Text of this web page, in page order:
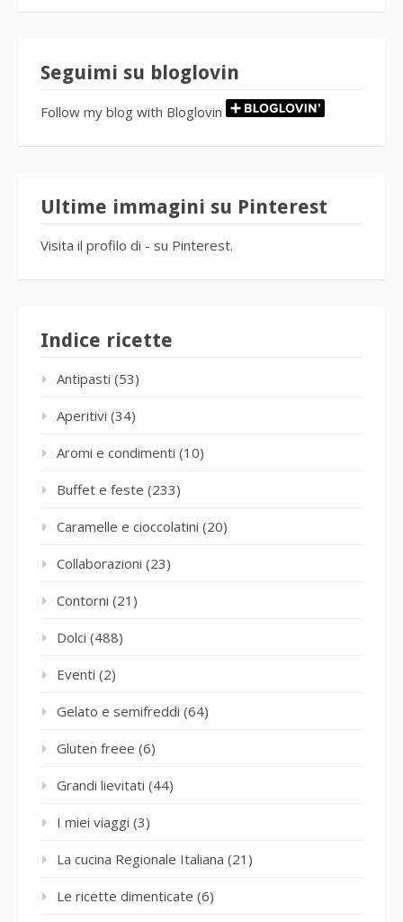
Seguimi su bloglovin
Follow my blog with Bloglovin
Ultime immagini su Pinterest
Visita il profilo di - su Pinterest.
Indice ricette
Antipasti (53)
Aperitivi (34)
Aromi e condimenti (10)
Buffet e feste (233)
Caramelle e cioccolatini (20)
Collaborazioni (23)
Contorni (21)
Dolci (488)
Eventi (2)
Gelato e semifreddi (64)
Gluten freee (6)
Grandi lievitati (44)
I miei viaggi (3)
La cucina Regionale Italiana (21)
Le ricette dimenticate (6)